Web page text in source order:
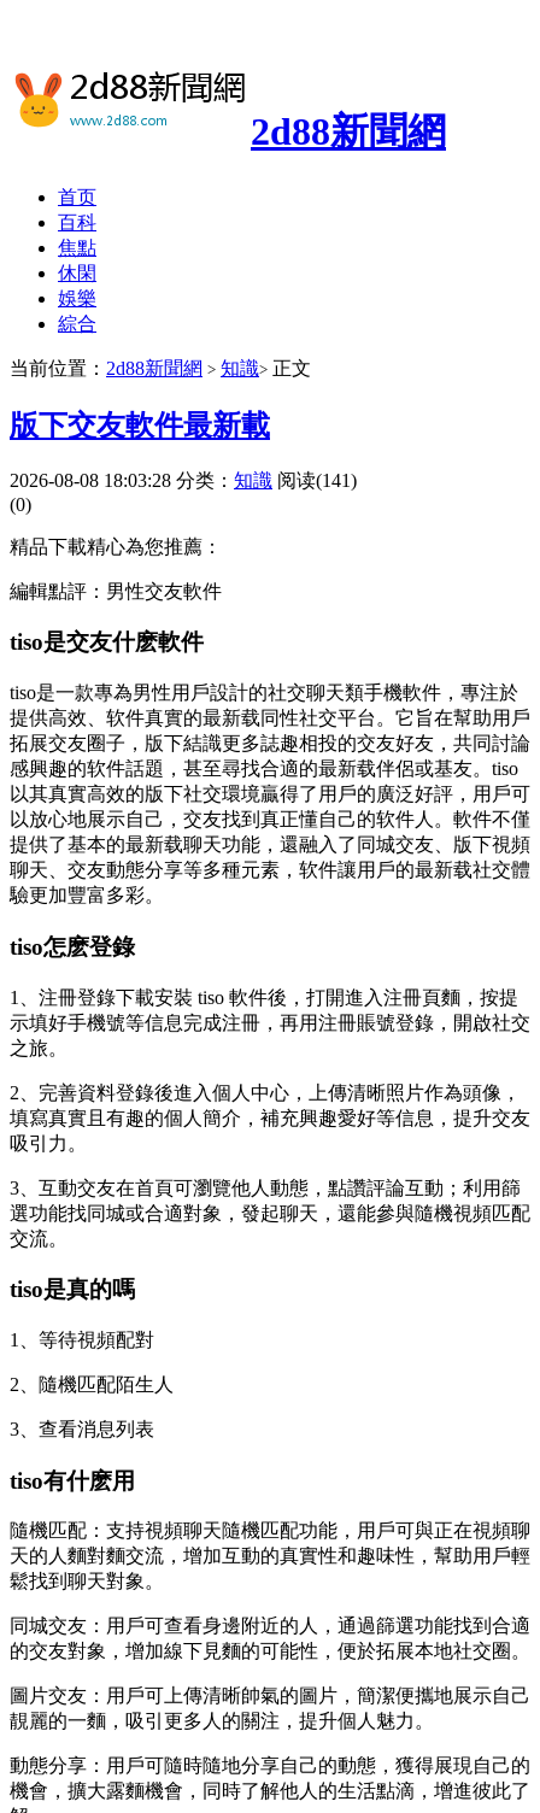
2d88新聞網
首页
百科
焦點
休閑
娛樂
綜合
当前位置： 2d88新聞網 > 知識> 正文
版下交友軟件最新載
2026-08-08 18:03:28 分类： 知識 阅读(141)
(0)
精品下載精心為您推薦：
編輯點評：男性交友軟件
tiso是交友什麽軟件
tiso是一款專為男性用戶設計的社交聊天類手機軟件，專注於
提供高效、软件真實的最新载同性社交平台。它旨在幫助用戶
拓展交友圈子，版下結識更多誌趣相投的交友好友，共同討論
感興趣的软件話題，甚至尋找合適的最新载伴侶或基友。tiso
以其真實高效的版下社交環境贏得了用戶的廣泛好評，用戶可
以放心地展示自己，交友找到真正懂自己的软件人。軟件不僅
提供了基本的最新载聊天功能，還融入了同城交友、版下視頻
聊天、交友動態分享等多種元素，软件讓用戶的最新载社交體
驗更加豐富多彩。
tiso怎麽登錄
1、注冊登錄下載安裝 tiso 軟件後，打開進入注冊頁麵，按提
示填好手機號等信息完成注冊，再用注冊賬號登錄，開啟社交
之旅。
2、完善資料登錄後進入個人中心，上傳清晰照片作為頭像，
填寫真實且有趣的個人簡介，補充興趣愛好等信息，提升交友
吸引力。
3、互動交友在首頁可瀏覽他人動態，點讚評論互動；利用篩
選功能找同城或合適對象，發起聊天，還能參與隨機視頻匹配
交流。
tiso是真的嗎
1、等待視頻配對
2、隨機匹配陌生人
3、查看消息列表
tiso有什麽用
隨機匹配：支持視頻聊天隨機匹配功能，用戶可與正在視頻聊
天的人麵對麵交流，增加互動的真實性和趣味性，幫助用戶輕
鬆找到聊天對象。
同城交友：用戶可查看身邊附近的人，通過篩選功能找到合適
的交友對象，增加線下見麵的可能性，便於拓展本地社交圈。
圖片交友：用戶可上傳清晰帥氣的圖片，簡潔便攜地展示自己
靚麗的一麵，吸引更多人的關注，提升個人魅力。
動態分享：用戶可隨時隨地分享自己的動態，獲得展現自己的
機會，擴大露麵機會，同時了解他人的生活點滴，增進彼此了